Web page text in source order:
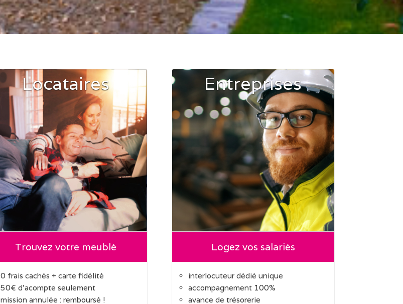
Locataires
Trouvez votre meublé
0 frais cachés + carte fidélité
50€ d'acompte seulement
mission annulée : remboursé !
Entreprises
Logez vos salariés
interlocuteur dédié unique
accompagnement 100%
avance de trésorerie